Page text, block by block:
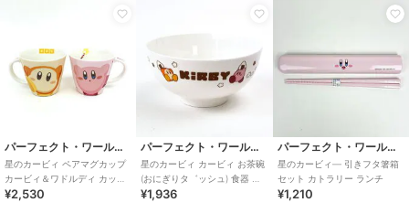
パーフェクト・ワールド・トーキョー
星のカービィ ペアマグカップ
カービィ＆ワドルディ カップ
マグ ランチ ティータイム キッ
¥2,530
パーフェクト・ワールド・トーキョー
星のカービィ カービィ お茶碗
(おにぎりタ゛ッシュ) 食器 ホ
ワイト
¥1,936
パーフェクト・ワールド・トーキョー
星のカービィ― 引きフタ箸箱
セット カトラリー ランチ
¥1,210